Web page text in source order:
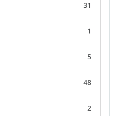
31
1
5
48
2